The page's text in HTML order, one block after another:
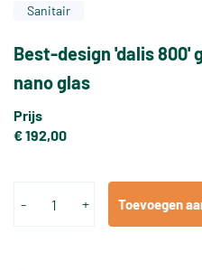
Sanitair
Best-design 'dalis 800'
nano glas
Prijs
€ 192,00
- + Toevoegen